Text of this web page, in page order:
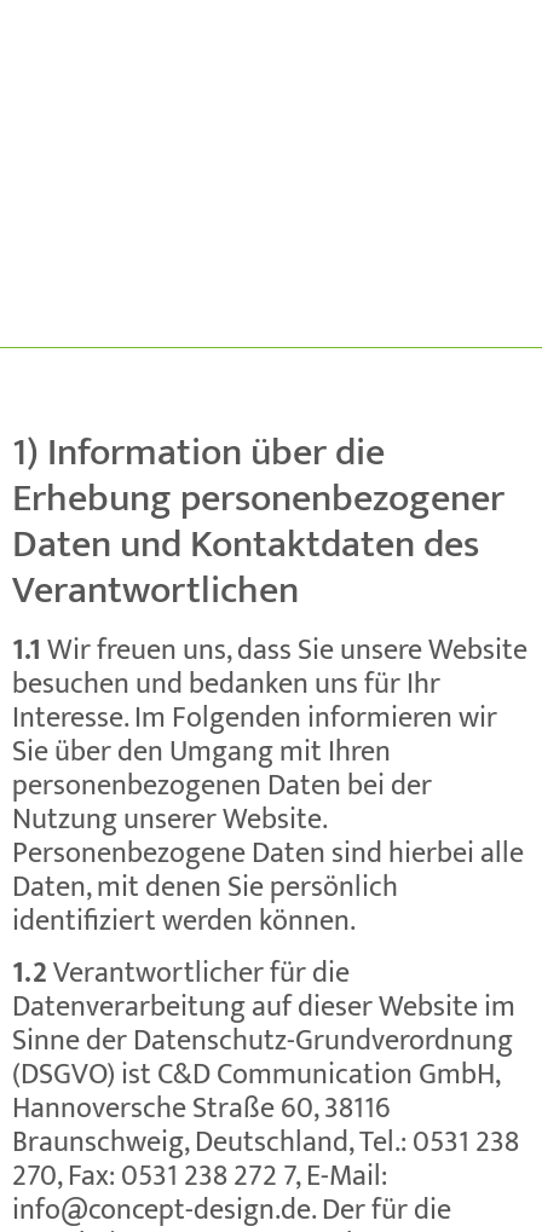
1) Information über die
Erhebung personenbezogener
Daten und Kontaktdaten des
Verantwortlichen
1.1Wir freuen uns, dass Sie unsere Website
besuchen und bedanken uns für Ihr
Interesse. Im Folgenden informieren wir
Sie über den Umgang mit Ihren
personenbezogenen Daten bei der
Nutzung unserer Website.
Personenbezogene Daten sind hierbei alle
Daten, mit denen Sie persönlich
identifiziert werden können.
1.2Verantwortlicher für die
Datenverarbeitung auf dieser Website im
Sinne der Datenschutz-Grundverordnung
(DSGVO) ist C&D Communication GmbH,
Hannoversche Straße 60, 38116
Braunschweig, Deutschland, Tel.: 0531 238
270, Fax: 0531 238 272 7, E-Mail:
info@concept-design.de. Der für die